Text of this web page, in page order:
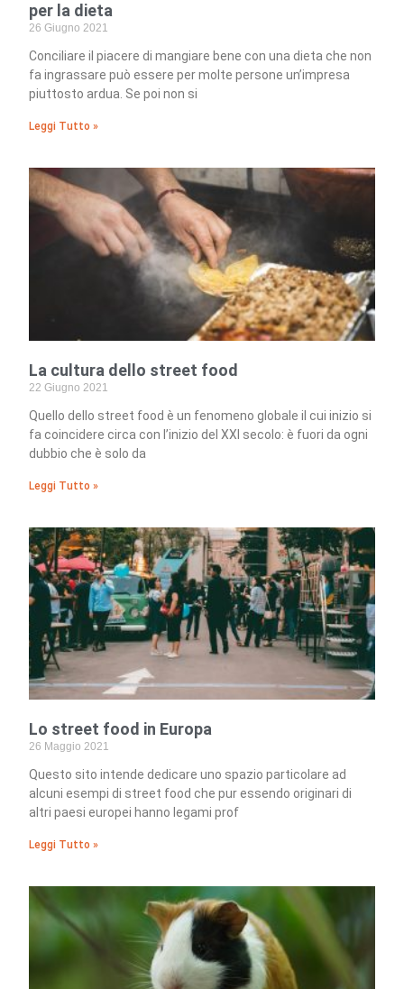
per la dieta
26 Giugno 2021
Conciliare il piacere di mangiare bene con una dieta che non
fa ingrassare può essere per molte persone un’impresa
piuttosto ardua. Se poi non si
Leggi Tutto »
La cultura dello street food
22 Giugno 2021
Quello dello street food è un fenomeno globale il cui inizio si
fa coincidere circa con l’inizio del XXI secolo: è fuori da ogni
dubbio che è solo da
Leggi Tutto »
Lo street food in Europa
26 Maggio 2021
Questo sito intende dedicare uno spazio particolare ad
alcuni esempi di street food che pur essendo originari di
altri paesi europei hanno legami prof
Leggi Tutto »